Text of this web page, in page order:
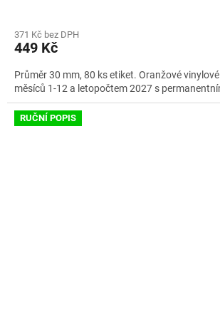
371 Kč bez DPH
449 Kč
Průměr 30 mm, 80 ks etiket. Oranžové
měsíců 1-12 a letopočtem 2027 s
RUČNÍ POPIS